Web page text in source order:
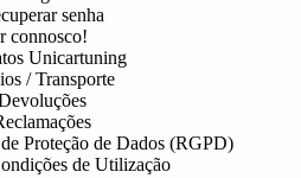
senha
connosco!
Unicartuning
/ Transporte
Proteção de Dados (RGPD)
de Utilização